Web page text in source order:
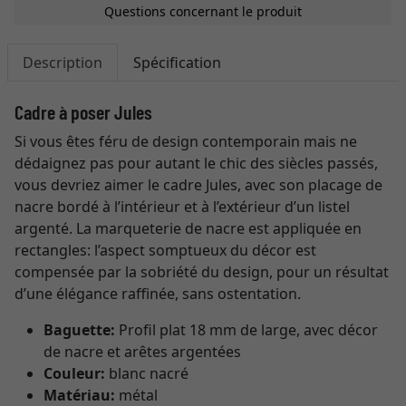
Questions concernant le produit
Description Spécification
Cadre à poser Jules
Si vous êtes féru de design contemporain mais ne
dédaignez pas pour autant le chic des siècles passés,
vous devriez aimer le cadre Jules, avec son placage de
nacre bordé à l’intérieur et à l’extérieur d’un listel
argenté. La marqueterie de nacre est appliquée en
rectangles: l’aspect somptueux du décor est
compensée par la sobriété du design, pour un résultat
d’une élégance raffinée, sans ostentation.
Baguette: Profil plat 18 mm de large, avec décor
de nacre et arêtes argentées
Couleur: blanc nacré
Matériau: métal